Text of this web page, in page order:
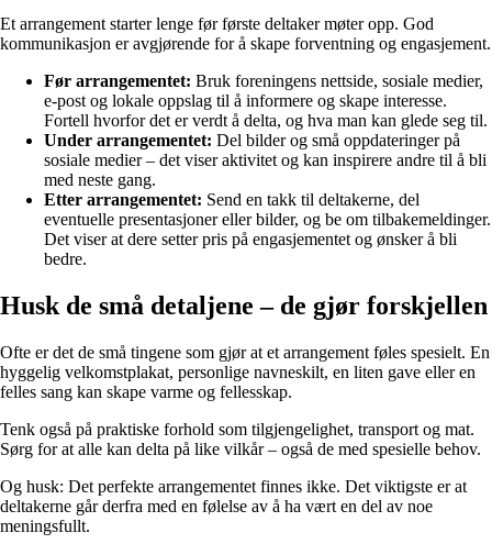
Et arrangement starter lenge før første deltaker møter opp. God
kommunikasjon er avgjørende for å skape forventning og engasjement.
Før arrangementet: Bruk foreningens nettside, sosiale medier,
e-post og lokale oppslag til å informere og skape interesse.
Fortell hvorfor det er verdt å delta, og hva man kan glede seg til.
Under arrangementet: Del bilder og små oppdateringer på
sosiale medier – det viser aktivitet og kan inspirere andre til å bli
med neste gang.
Etter arrangementet: Send en takk til deltakerne, del
eventuelle presentasjoner eller bilder, og be om tilbakemeldinger.
Det viser at dere setter pris på engasjementet og ønsker å bli
bedre.
Husk de små detaljene – de gjør forskjellen
Ofte er det de små tingene som gjør at et arrangement føles spesielt. En
hyggelig velkomstplakat, personlige navneskilt, en liten gave eller en
felles sang kan skape varme og fellesskap.
Tenk også på praktiske forhold som tilgjengelighet, transport og mat.
Sørg for at alle kan delta på like vilkår – også de med spesielle behov.
Og husk: Det perfekte arrangementet finnes ikke. Det viktigste er at
deltakerne går derfra med en følelse av å ha vært en del av noe
meningsfullt.